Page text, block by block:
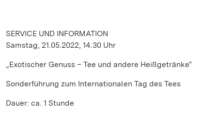
SERVICE UND INFORMATION
Samstag, 21.05.2022, 14.30 Uhr
„Exotischer Genuss – Tee und andere Heißgetränke“
Sonderführung zum Internationalen Tag des Tees
Dauer: ca. 1 Stunde